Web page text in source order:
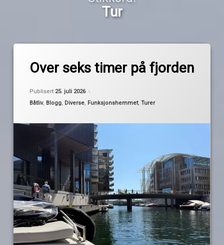
Tur
Over seks timer på fjorden
Publisert 25. juli 2026
Kategorier:
Båtliv, Blogg, Diverse, Funksjonshemmet,Turer
asker
kamerater
Oslo
igjen
en
til
Over
på